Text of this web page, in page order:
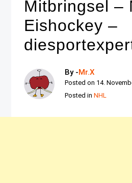
Mitbringsel –
Eishockey –
By -Mr.X
Posted on 14.
Posted inNHL